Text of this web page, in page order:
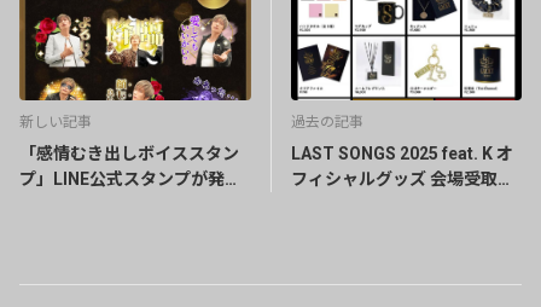
にいに
1年前
毎日お疲れ様です!!🤟😄💖なんとまぁまたまた嬉しいお知
らせｯ!!🤟🤣👍️❤️✨いつもありがとう💕ございますっ!!ｲｪｨｯ
🤟😁👍️💖
1年前
新しい記事
「感情むき出しボイススタン
プ」LINE公式スタンプが発売
過去の記事
LAST SONGS 2025 feat. K オ
フィシャルグッズ 会場受取受